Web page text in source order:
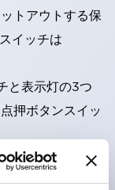
トアウトする保
イッチは
と表示灯の3つ
押ボタンスイッ
電圧を完備。
）。これまで色